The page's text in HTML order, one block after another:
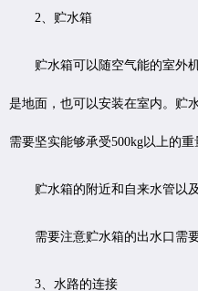
2、贮水箱
贮水箱可以随空气能的室外
是地面，也可以安装在室内。贮
需要坚实能够承受500kg以上的重
贮水箱的附近和自来水管以
需要注意贮水箱的出水口需
3、水路的连接